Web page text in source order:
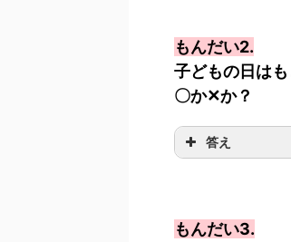
もんだい2.
子どもの日はも
〇か✕か？
答え
もんだい3.